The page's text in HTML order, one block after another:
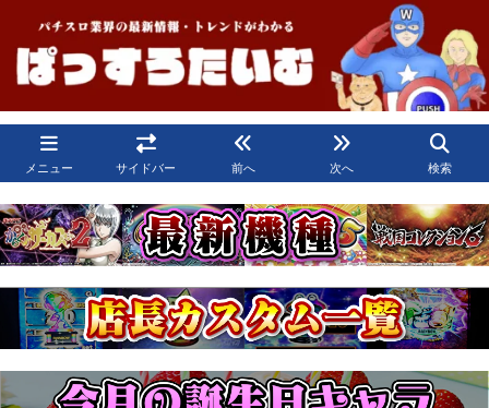
メニュー サイドバー 前へ 次へ 検索